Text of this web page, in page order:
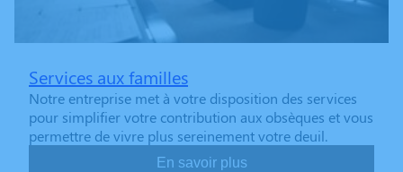
Services aux familles
Notre entreprise met à votre disposition des services
pour simplifier votre contribution aux obsèques et vous
permettre de vivre plus sereinement votre deuil.
En savoir plus